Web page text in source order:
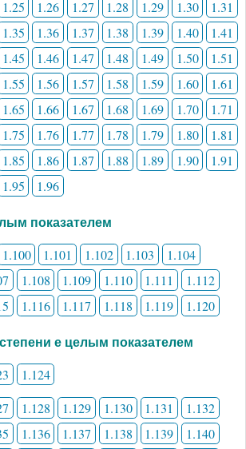
1.25 1.26 1.27 1.28 1.29 1.30
1.31
1.35 1.36 1.37 1.38 1.39 1.40
1.41
1.45 1.46 1.47 1.48 1.49 1.50
1.51
1.55 1.56 1.57 1.58 1.59 1.60
1.61
1.65 1.66 1.67 1.68 1.69 1.70
1.71
1.75 1.76 1.77 1.78 1.79 1.80
1.81
1.85 1.86 1.87 1.88 1.89 1.90
1.91
1.95 1.96
показателем
1.100 1.101 1.102 1.103
1.104
1.108 1.109 1.110 1.111
1.112
1.116 1.117 1.118 1.119 1.120
е целым показателем
1.124
1.128 1.129 1.130 1.131
1.132
1.136 1.137 1.138 1.139
1.140